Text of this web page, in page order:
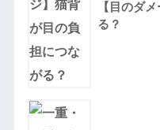
【目のダ
る？